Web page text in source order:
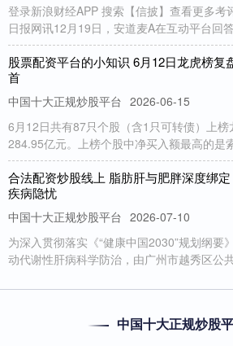
登录新浪财经APP 搜索【信披】查看更多考
日报网讯12月19日，安道麦A在互动平台回
股票配资平台的小知识 6月12日龙虎榜复
首
中国十大正规炒股平台 2026-06-15
6月12日共有87只个股（含1只可转债）上
284.95亿元。上榜个股中净买入额最高的是
合法配资炒股线上 脂肪肝与肥胖深度绑
疾病隐忧
中国十大正规炒股平台 2026-07-10
为深入贯彻落实《“健康中国2030”规划纲要
动代谢性肝病科学防治，由广州市越秀区公
股票有没有杠杆 余承东称全力以赴加班
实盘杠杆app下载 2024-10-20
中国十大正规炒股